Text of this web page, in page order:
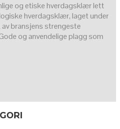
og etiske hverdagsklær lett
hverdagsklær, laget under
bransjens strengeste
og anvendelige plagg som